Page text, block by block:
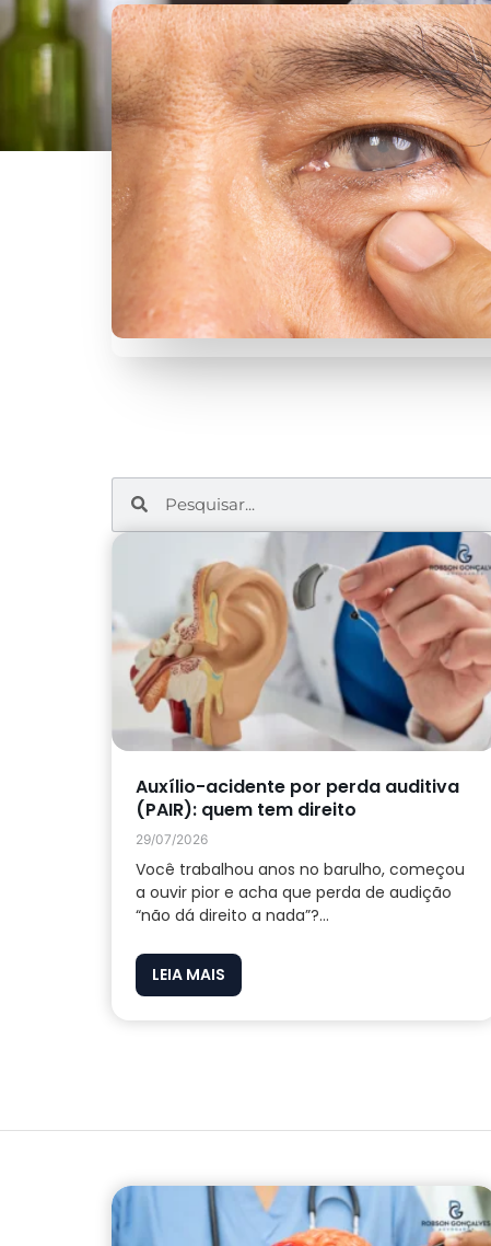
Auxílio-acidente por perda auditiva
(PAIR): quem tem direito
29/07/2026
Você trabalhou anos no barulho, começou
a ouvir pior e acha que perda de audição
“não dá direito a nada”?...
LEIA MAIS